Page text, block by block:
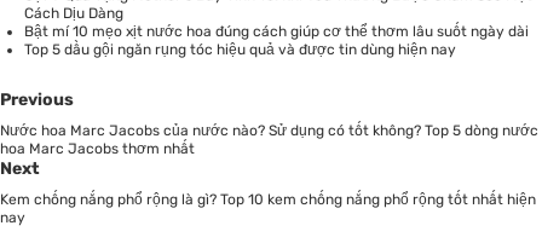
Cách Dịu Dàng
Bật mí 10 mẹo xịt nước hoa đúng cách giúp cơ thể thơm lâu suốt ngày dài
Top 5 dầu gội ngăn rụng tóc hiệu quả và được tin dùng hiện nay
Previous
Nước hoa Marc Jacobs của nước nào? Sử dụng có tốt không? Top 5 dòng nước
hoa Marc Jacobs thơm nhất
Next
Kem chống nắng phổ rộng là gì? Top 10 kem chống nắng phổ rộng tốt nhất hiện
nay